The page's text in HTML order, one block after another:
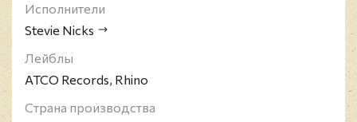
Исполнители
Stevie Nicks
Лейблы
ATCO Records, Rhino
Страна производства